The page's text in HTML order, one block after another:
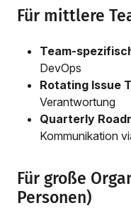
Für mittlere
Team-
DevOps
Rotating Issue
Verantwortung
Quarterly
Kommunikation
Für große
Personen)